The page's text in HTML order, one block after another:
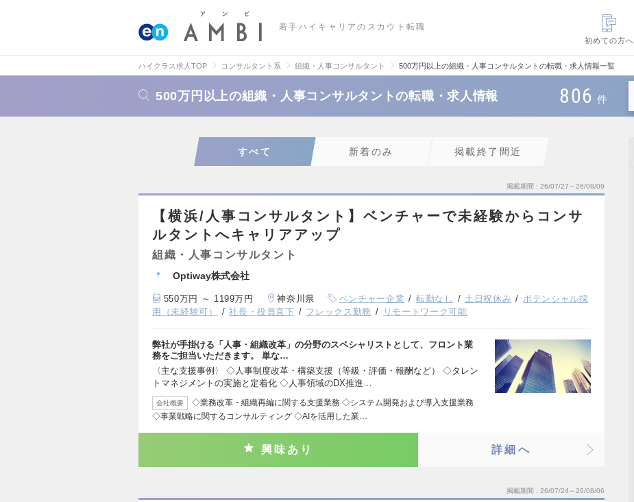
若手ハイキャリアのスカウト転職
初めての方へ
ハイクラス求人TOP コンサルタント系 組織・人事コンサルタント 500万円以上の組織・人事コンサルタントの転職・求人情報一覧
500万円以上の組織・人事コンサルタントの転職・求人情報 806 件
すべて 新着のみ 掲載終了間近
掲載期間 26/07/27～26/08/09
【横浜/人事コンサルタント】ベンチャーで未経験からコンサ
ルタントへキャリアアップ
組織・人事コンサルタント
Optiway株式会社
550万円 ～ 1199万円 神奈川県 ベンチャー企業 転勤なし 土日祝休み
ポテンシャル採
用（未経験可）
社長・役員直下 フレックス勤務 リモートワーク可能
弊社が手掛ける「人事・組織改革」の分野のスペシャリストとして、フロント業
務をご担当いただきます。 単な…
〈主な支援事例〉 ◇人事制度改革・構築支援（等級・評価・報酬など） ◇タレン
トマネジメントの実施と定着化 ◇人事領域のDX推進…
会社概要
◇業務改革・組織再編に関する支援業務 ◇システム開発および導入支援業務
◇事業戦略に関するコンサルティング ◇AIを活用した業…
興味あり 詳細へ
掲載期間 26/07/24～26/08/06